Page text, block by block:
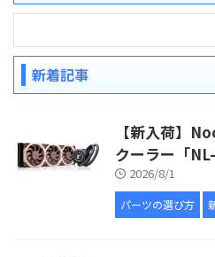
新着記事
【新入荷】
クーラー「
2026/8/1
パーツの選び方